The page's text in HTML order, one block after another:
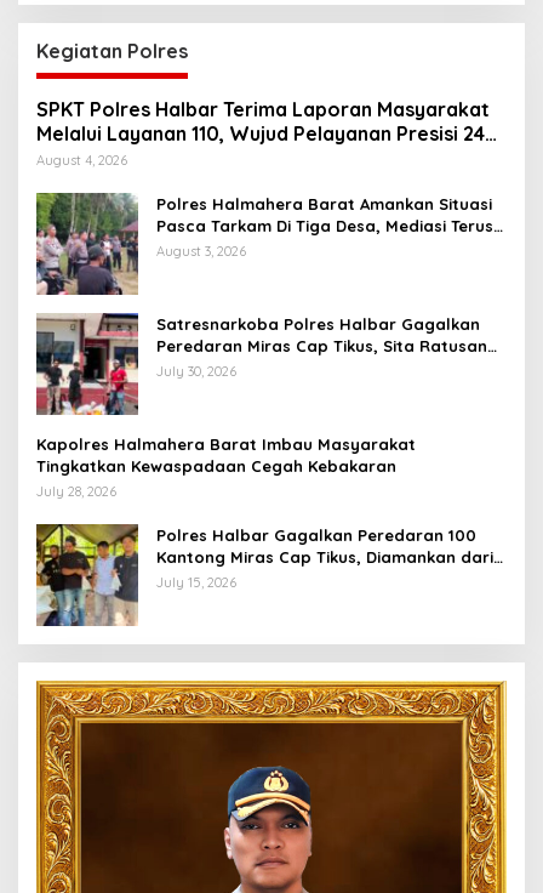
Kegiatan Polres
SPKT Polres Halbar Terima Laporan Masyarakat
Melalui Layanan 110, Wujud Pelayanan Presisi 24
Jam
August 4, 2026
Polres Halmahera Barat Amankan Situasi
Pasca Tarkam Di Tiga Desa, Mediasi Terus
Dilakukan
August 3, 2026
Satresnarkoba Polres Halbar Gagalkan
Peredaran Miras Cap Tikus, Sita Ratusan
Kantong Barang Bukti
July 30, 2026
Kapolres Halmahera Barat Imbau Masyarakat
Tingkatkan Kewaspadaan Cegah Kebakaran
July 28, 2026
Polres Halbar Gagalkan Peredaran 100
Kantong Miras Cap Tikus, Diamankan dari
Perkebunan Desa Tosoa
July 15, 2026